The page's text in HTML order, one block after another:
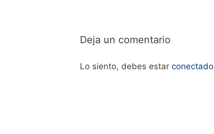
Deja un comentario
Lo siento, debes estar conectado